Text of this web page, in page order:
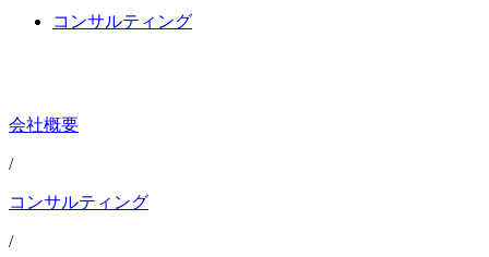
コンサルティング
会社概要
/
コンサルティング
/